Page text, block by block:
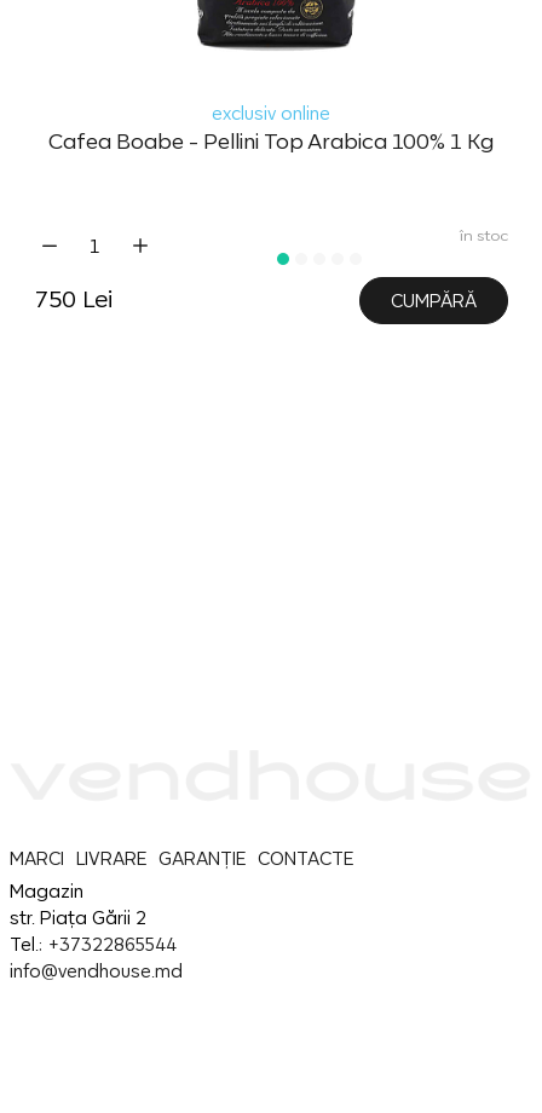
exclusiv online
Cafea Boabe - Pellini Top Arabica 100% 1 Kg
în stoc
750 Lei CUMPĂRĂ
MARCI LIVRARE GARANȚIE
CONTACTE
Magazin
str. Piața Gării 2
Tel.: +37322865544
info@vendhouse.md